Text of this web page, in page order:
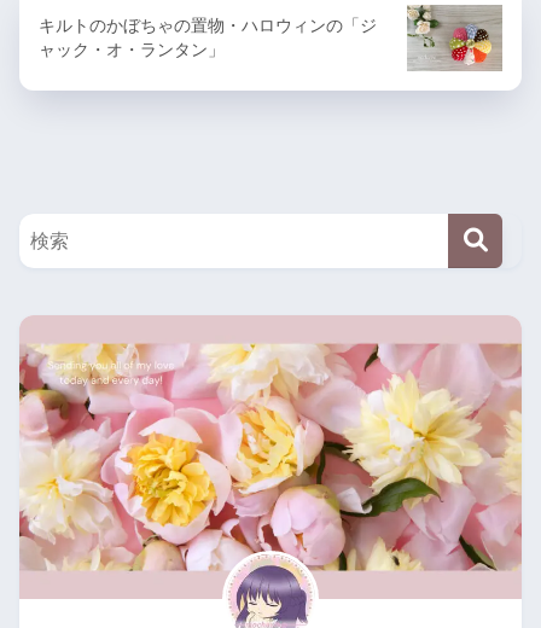
キルトのかぼちゃの置物・ハロウィンの「ジ
ャック・オ・ランタン」